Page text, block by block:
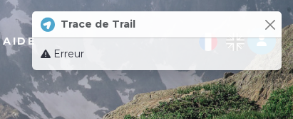
Log
AIDE
Trace de Trail
Erreur